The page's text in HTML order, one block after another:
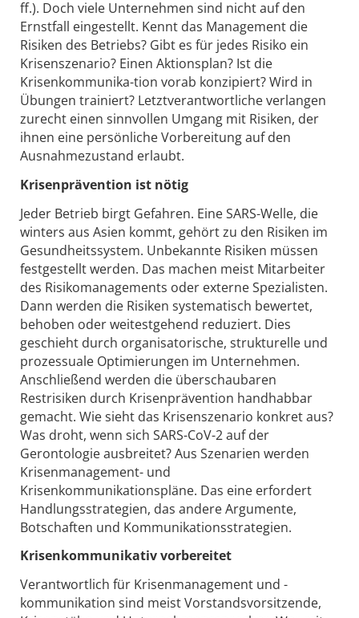
ff.). Doch viele Unternehmen sind nicht auf den
Ernstfall eingestellt. Kennt das Management die
Risiken des Betriebs? Gibt es für jedes Risiko ein
Krisenszenario? Einen Aktionsplan? Ist die
Krisenkommunika-tion vorab konzipiert? Wird in
Übungen trainiert? Letztverantwortliche verlangen
zurecht einen sinnvollen Umgang mit Risiken, der
ihnen eine persönliche Vorbereitung auf den
Ausnahmezustand erlaubt.
Krisenprävention ist nötig
Jeder Betrieb birgt Gefahren. Eine SARS-Welle, die
winters aus Asien kommt, gehört zu den Risiken im
Gesundheitssystem. Unbekannte Risiken müssen
festgestellt werden. Das machen meist Mitarbeiter
des Risikomanagements oder externe Spezialisten.
Dann werden die Risiken systematisch bewertet,
behoben oder weitestgehend reduziert. Dies
geschieht durch organisatorische, strukturelle und
prozessuale Optimierungen im Unternehmen.
Anschließend werden die überschaubaren
Restrisiken durch Krisenprävention handhabbar
gemacht. Wie sieht das Krisenszenario konkret aus?
Was droht, wenn sich SARS-CoV-2 auf der
Gerontologie ausbreitet? Aus Szenarien werden
Krisenmanagement- und
Krisenkommunikationspläne. Das eine erfordert
Handlungsstrategien, das andere Argumente,
Botschaften und Kommunikationsstrategien.
Krisenkommunikativ vorbereitet
Verantwortlich für Krisenmanagement und -
kommunikation sind meist Vorstandsvorsitzende,